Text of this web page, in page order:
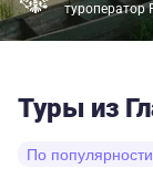
туроператор
Туры из
По популярности